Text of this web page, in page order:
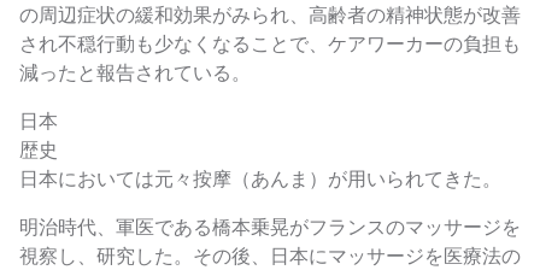
の周辺症状の緩和効果がみられ、高齢者の精神状態が改善
され不穏行動も少なくなることで、ケアワーカーの負担も
減ったと報告されている。
日本
歴史
日本においては元々按摩（あんま）が用いられてきた。
明治時代、軍医である橋本乗晃がフランスのマッサージを
視察し、研究した。その後、日本にマッサージを医療法の